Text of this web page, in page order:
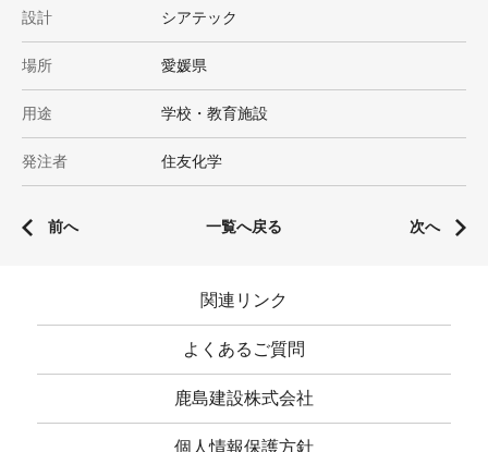
設計 シアテック
場所 愛媛県
用途 学校・教育施設
発注者 住友化学
前へ 一覧へ戻る 次へ
関連リンク
よくあるご質問
鹿島建設株式会社
個人情報保護方針